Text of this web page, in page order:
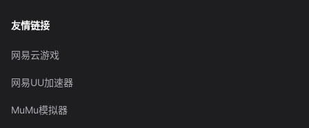
友情链接
网易云游戏
网易UU加速器
MuMu模拟器